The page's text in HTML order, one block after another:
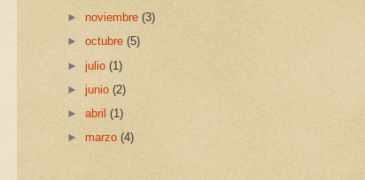
►noviembre(3)
►octubre(5)
►julio(1)
► junio(2)
►abril(1)
►marzo (4)